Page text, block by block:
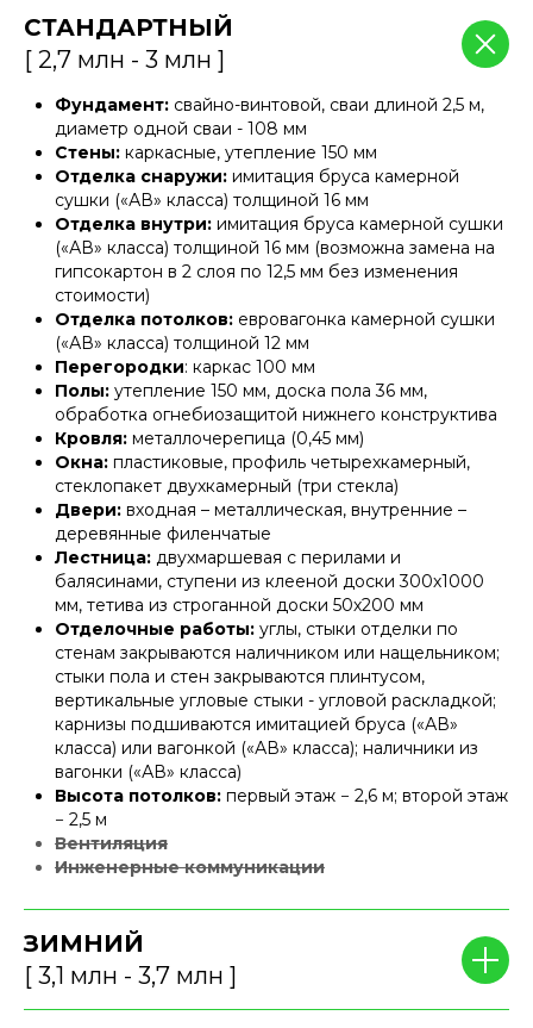
СТАНДАРТНЫЙ
[ 2,7 млн - 3 млн ]
Фундамент: свайно-винтовой, сваи длиной 2,5 м,
диаметр одной сваи - 108 мм
Стены: каркасные, утепление 150 мм
Отделка снаружи: имитация бруса камерной
сушки («АВ» класса) толщиной 16 мм
Отделка внутри: имитация бруса камерной сушки
(«АВ» класса) толщиной 16 мм (возможна замена на
гипсокартон в 2 слоя по 12,5 мм без изменения
стоимости)
Отделка потолков: евровагонка камерной сушки
(«АВ» класса) толщиной 12 мм
Перегородки: каркас 100 мм
Полы: утепление 150 мм, доска пола 36 мм,
обработка огнебиозащитой нижнего конструктива
Кровля: металлочерепица (0,45 мм)
Окна: пластиковые, профиль четырехкамерный,
стеклопакет двухкамерный (три стекла)
Двери: входная – металлическая, внутренние –
деревянные филенчатые
Лестница: двухмаршевая с перилами и
балясинами, ступени из клееной доски 300х1000
мм, тетива из строганной доски 50х200 мм
Отделочные работы: углы, стыки отделки по
стенам закрываются наличником или нащельником;
стыки пола и стен закрываются плинтусом,
вертикальные угловые стыки - угловой раскладкой;
карнизы подшиваются имитацией бруса («АВ»
класса) или вагонкой («АВ» класса); наличники из
вагонки («АВ» класса)
Высота потолков: первый этаж − 2,6 м; второй этаж
− 2,5 м
Вентиляция
Инженерные коммуникации
ЗИМНИЙ
[ 3,1 млн - 3,7 млн ]